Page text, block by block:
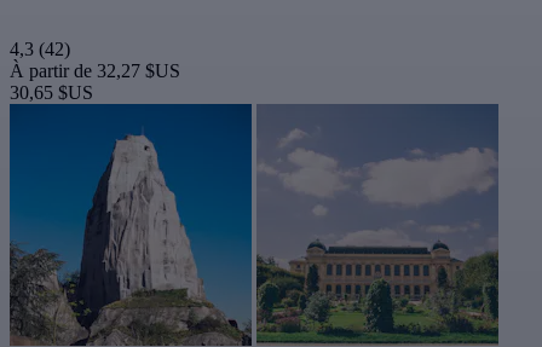
4,3 (42)
À partir de 32,27 $US
30,65 $US